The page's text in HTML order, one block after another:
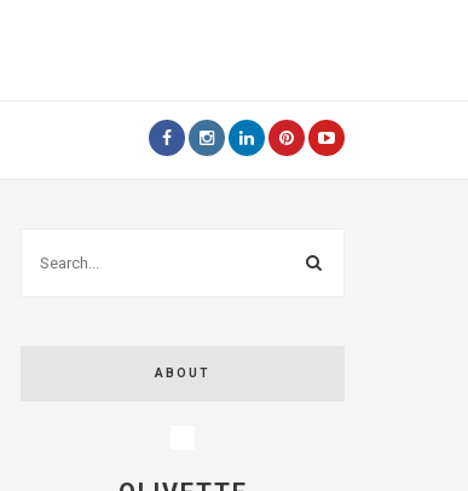
ABOUT